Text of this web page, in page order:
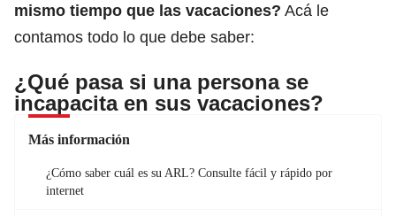
mismo tiempo que las vacaciones? Acá le
contamos todo lo que debe saber:
¿Qué pasa si una persona se
incapacita en sus vacaciones?
Más información
¿Cómo saber cuál es su ARL? Consulte fácil y rápido por
internet